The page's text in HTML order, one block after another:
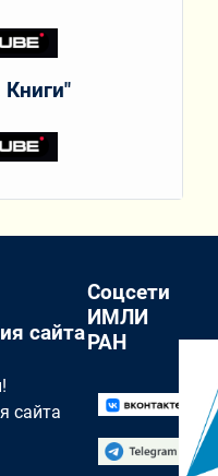
сайта
сайта
Соцсети
ИМЛИ
РАН